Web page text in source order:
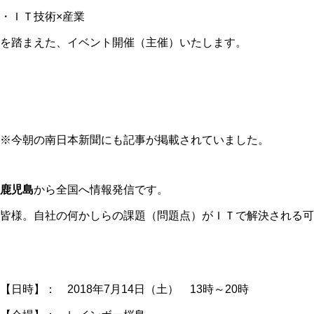
・ＩＴ技術×産業
を踏まえた、イベント開催（主催）いたします。
※今朝の南日本新聞にも記事が掲載されていました。
鹿児島から全国へ情報発信です。
皆様。自社の何かしらの課題（問題点）がＩＴで解決される可
【日時】： 2018年7月14日（土） 13時～20時